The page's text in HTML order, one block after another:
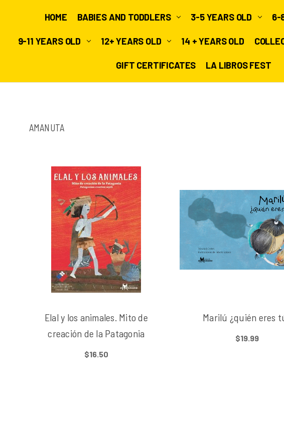
HOME BABIES AND TODDLERS 3-5 YEARS OLD 6-
9-11 YEARS OLD 12+ YEARS OLD 14 + YEARS OLD
GIFT CERTIFICATES LA LIBROS FEST
AMANUTA
Elal y los animales. Mito de
creación de la Patagonia
$16.50
Marilú ¿quién eres
$19.99